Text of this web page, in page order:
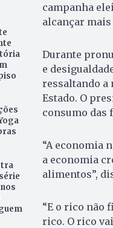
campanha
alcançar
Durante
e
ressaltando a
Estado. O
consumo das
“A economia
a economia
alimentos”,
“E o rico não
rico. O rico